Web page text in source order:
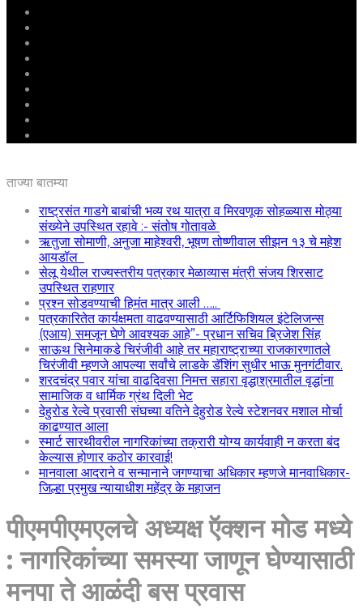
ताज्या बातम्या
राष्ट्रसंत गाडगे बाबांची भव्य रथ यात्रा व मिरवणूक सोहळ्यास मोठ्या
संख्येने उपस्थित रहावे :- संतोष गोतावळे
ऋतुजा सोमाणी, अनुजा माहेश्वरी, भूषण तोष्णीवाल सीझन १३ चे महेश
आयडॉल
सेलू येथील राज्यस्तरीय पत्रकार मेळाव्यास मंत्री संजय शिरसाट
उपस्थित राहणार
प्रश्न सोडवण्याची हिमंत मात्र आली …..
पत्रकारितेत कार्यक्षमता वाढवण्यासाठी आर्टिफिशियल इंटेलिजन्स
(एआय) समजून घेणे आवश्यक आहे”- प्रधान सचिव ब्रिजेश सिंह
साऊथ सिनेमाकडे चिरंजीवी आहे तर महाराष्ट्राच्या राजकारणातले
चिरंजीवी म्हणजे आपल्या सर्वांचे लाडके डॅशिंग सुधीर भाऊ मुनगंटीवार.
शरदचंद्र पवार यांचा वाढदिवसा निमत्त सहारा वृद्धाश्रमातील वृद्धांना
सामाजिक व धार्मिक ग्रंथ दिली भेट
देहुरोड रेल्वे प्रवासी संघच्या वतिने देहुरोड रेल्वे स्टेशनवर मशाल मोर्चा
काढण्यात आला
स्मार्ट सारथीवरील नागरिकांच्या तक्रारी योग्य कार्यवाही न करता बंद
केल्यास होणार कठोर कारवाई!
मानवाला आदराने व सन्मानाने जगण्याचा अधिकार म्हणजे मानवाधिकार-
जिल्हा प्रमुख न्यायाधीश महेंद्र के महाजन
पीएमपीएमएलचे अध्यक्ष ऍक्शन मोड मध्ये
: नागरिकांच्या समस्या जाणून घेण्यासाठी
मनपा ते आळंदी बस प्रवास